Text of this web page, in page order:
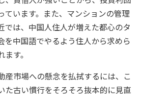
ています。また、マンションの管理
では、中国人住人が増えた都心のタ
を中国語でやるよう住人から求めら
す。
産市場への懸念を払拭するには、こ
た古い慣行をそろそろ抜本的に見直